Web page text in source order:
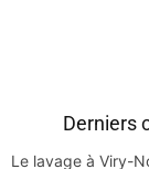
Derniers
Le lavage à Viry-